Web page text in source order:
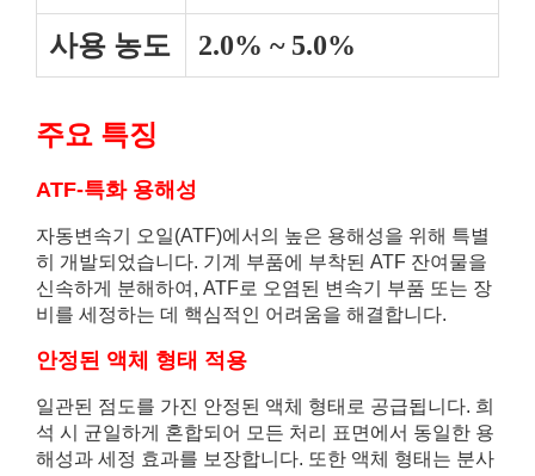
사용 농도 2.0% ~ 5.0%
주요 특징
ATF-특화 용해성
자동변속기 오일(ATF)에서의 높은 용해성을 위해 특별
히 개발되었습니다. 기계 부품에 부착된 ATF 잔여물을
신속하게 분해하여, ATF로 오염된 변속기 부품 또는 장
비를 세정하는 데 핵심적인 어려움을 해결합니다.
안정된 액체 형태 적용
일관된 점도를 가진 안정된 액체 형태로 공급됩니다. 희
석 시 균일하게 혼합되어 모든 처리 표면에서 동일한 용
해성과 세정 효과를 보장합니다. 또한 액체 형태는 분사